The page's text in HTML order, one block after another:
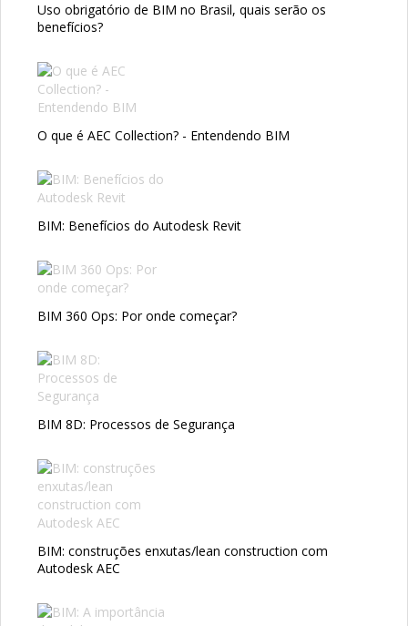
Uso obrigatório de BIM no Brasil, quais serão os
benefícios?
O que é AEC Collection? - Entendendo BIM
BIM: Benefícios do Autodesk Revit
BIM 360 Ops: Por onde começar?
BIM 8D: Processos de Segurança
BIM: construções enxutas/lean construction com
Autodesk AEC